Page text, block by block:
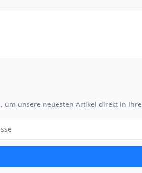
um unsere neuesten Artikel direkt in